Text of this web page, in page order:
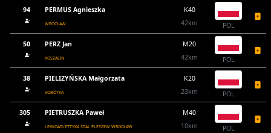
94 PERMUS Agnieszka
WROCŁAW
K40
42km
POL
50 PERZ Jan
KOSZALIN
M20
42km
POL
38 PIELIZYŃSKA Małgorzata
SOBÓTKA
K20
23km
POL
305 PIETRUSZKA Paweł
LEKKOATLETTYKA STAL PLESZEW WROCŁAW
M40
10km
POL